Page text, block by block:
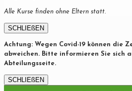
Alle Kurse finden ohne Eltern statt.
SCHLIEßEN
Achtung: Wegen Covid-19 können die
abweichen. Bitte informieren Sie sich
Abteilungsseite.
SCHLIEßEN